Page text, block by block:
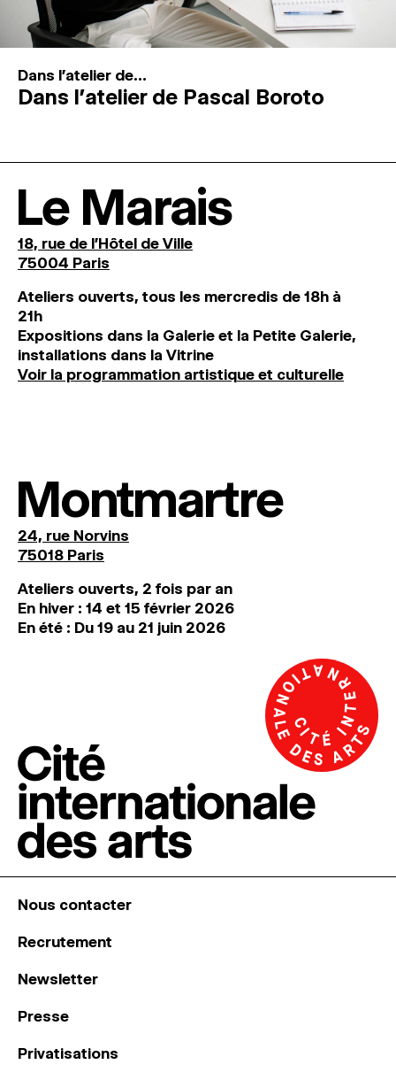
Dans l'atelier de...
Dans l’atelier de Pascal Boroto
Le Marais
18, rue de l'Hôtel de Ville
75004 Paris
Ateliers ouverts, tous les mercredis de 18h à
21h
Expositions dans la Galerie et la Petite Galerie,
installations dans la Vitrine
Voir la programmation artistique et culturelle
Montmartre
24, rue Norvins
75018 Paris
Ateliers ouverts, 2 fois par an
En hiver : 14 et 15 février 2026
En été : Du 19 au 21 juin 2026
Nous contacter
Recrutement
Newsletter
Presse
Privatisations